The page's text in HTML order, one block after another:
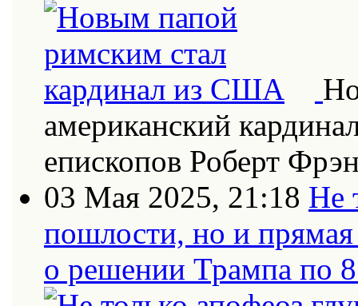
американский
епископов Роберт
03 Мая 2025, 21:18 Не
пошлости, но и
о решении Трампа по